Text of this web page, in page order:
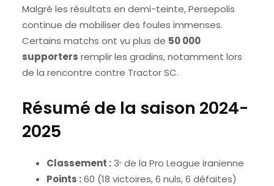
Malgré les résultats en demi-teinte, Persepolis
continue de mobiliser des foules immenses.
Certains matchs ont vu plus de 50 000
supporters remplir les gradins, notamment lors
de la rencontre contre Tractor SC.
Résumé de la saison 2024-
2025
Classement :3ᵉ de la Pro League iranienne
Points :60 (18 victoires, 6 nuls, 6 défaites)